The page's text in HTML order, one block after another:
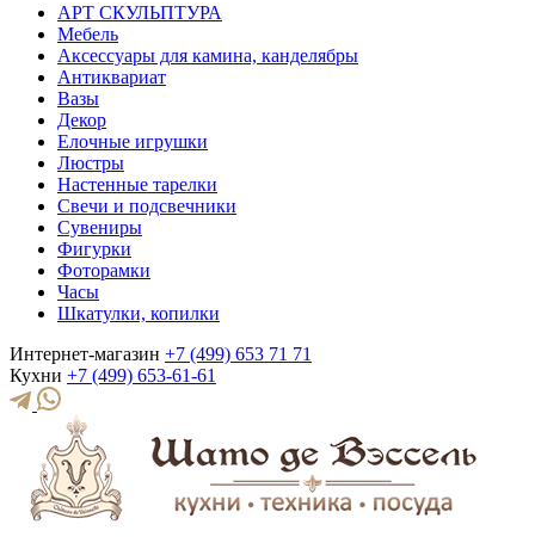
АРТ СКУЛЬПТУРА
Мебель
Аксессуары для камина, канделябры
Антиквариат
Вазы
Декор
Елочные игрушки
Люстры
Настенные тарелки
Свечи и подсвечники
Сувениры
Фигурки
Фоторамки
Часы
Шкатулки, копилки
Интернет-магазин +7 (499) 653 71 71
Кухни +7 (499) 653-61-61